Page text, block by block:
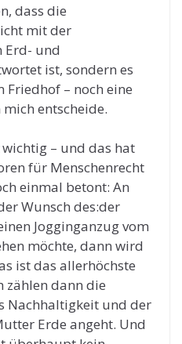
dass die
mit der
Erd- und
ist, sondern es
Friedhof – noch eine
entscheide.
wichtig – und das hat
für Menschenrecht
einmal betont: An
Wunsch des:der
Jogginganzug vom
möchte, dann wird
ist das allerhöchste
zählen dann die
Nachhaltigkeit und der
Erde angeht. Und